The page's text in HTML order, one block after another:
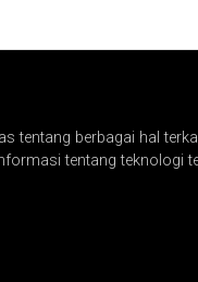
tentang berbagai hal
tentang teknologi